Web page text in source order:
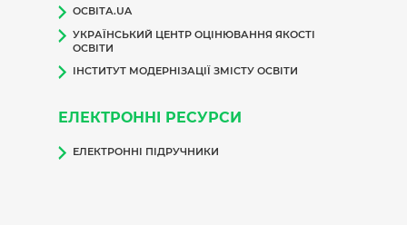
ОСВІТА.UA
УКРАЇНСЬКИЙ ЦЕНТР ОЦІНЮВАННЯ ЯКОСТІ
ОСВІТИ
ІНСТИТУТ МОДЕРНІЗАЦІЇ ЗМІСТУ ОСВІТИ
ЕЛЕКТРОННІ РЕСУРСИ
ЕЛЕКТРОННІ ПІДРУЧНИКИ